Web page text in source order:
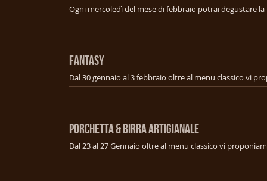
FANTASY
PORCHETTA & BIRRA ARTIGIANALE